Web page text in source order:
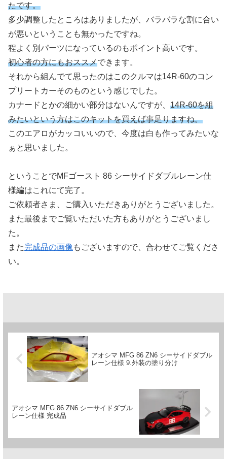
たです。
多少調整したところはありましたが、バラバラな割に合い
が悪いということも無かったですね。
程よく別パーツになっているのもポイント高いです。
初心者の方にもおススメできます。
それから組んでて思ったのはこのクルマは14R-60のコン
プリートカーそのものという感じでした。
カナードとかの細かい部分はないんですが、 14R-60を組
みたいという方はこのキットを買えば事足りますね。
このエアロがカッコいいので、今度は白も作ってみたいな
ぁと思いました。
ということでMFゴースト 86 シーサイドダブルレーン仕
様編はこれにて完了。
ご依頼者さま、ご購入いただきありがとうございました。
また最後までご覧いただいた方もありがとうございまし
た。
また完成品の画像 もございますので、合わせてご覧くださ
い。
アオシマ MFG 86 ZN6 シーサイドダブル
レーン仕様 9.外装の塗り分け
アオシマ MFG 86 ZN6 シーサイドダブル
レーン仕様 完成品